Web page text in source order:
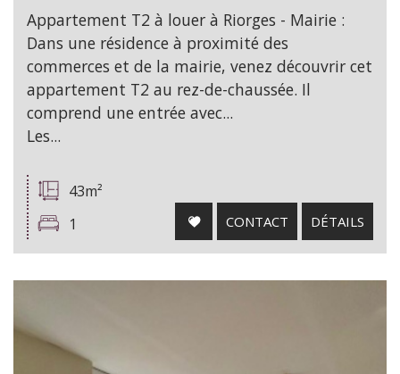
Appartement T2 à louer à Riorges - Mairie :
Dans une résidence à proximité des
commerces et de la mairie, venez découvrir cet
appartement T2 au rez-de-chaussée. Il
comprend une entrée avec...
Les...
43m²
1
CONTACT DÉTAILS